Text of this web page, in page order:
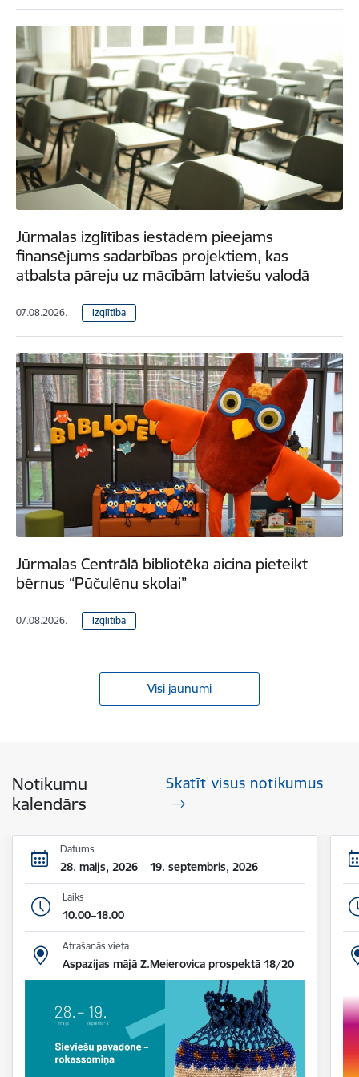
Jūrmalas izglītības iestādēm pieejams
finansējums sadarbības projektiem, kas
atbalsta pāreju uz mācībām latviešu valodā
07.08.2026. Izglītība
Jūrmalas Centrālā bibliotēka aicina pieteikt
bērnus “Pūčulēnu skolai”
07.08.2026. Izglītība
Visi jaunumi
Notikumu
kalendārs
Skatīt visus notikumus
Datums
28. maijs, 2026 – 19. septembris, 2026
Laiks
10.00–18.00
Atrašanās vieta
Aspazijas mājā Z.Meierovica prospektā 18/20